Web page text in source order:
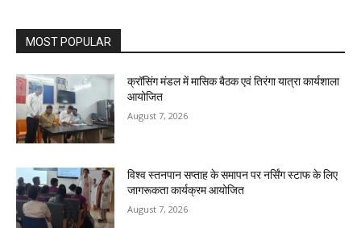
MOST POPULAR
क्रॉसिंग मंडल में मासिक बैठक एवं तिरंगा यात्रा कार्यशाला
आयोजित
August 7, 2026
विश्व स्तनपान सप्ताह के समापन पर नर्सिंग स्टाफ के लिए
जागरूकता कार्यक्रम आयोजित
August 7, 2026